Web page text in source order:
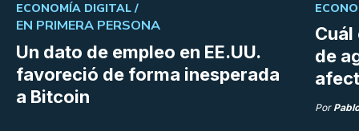
Un dato de empleo en EE.UU.
favoreció de forma inesperada
a Bitcoin
ECONOMÍA DIGITAL /
EN PRIMERA PERSONA
de
Por